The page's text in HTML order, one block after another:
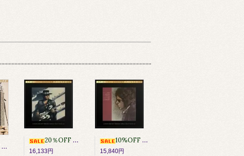
20％OFF [アナログ・高音質UD1STEP盤・オンライン限定販売] Texas Flood / Stevie Ray Vaughan
16,133円
10%OFF [アナログ・高音質UD1STEP盤・オンライン限定販売] Blood on the Tracks/ Bob Dylan
15,840円